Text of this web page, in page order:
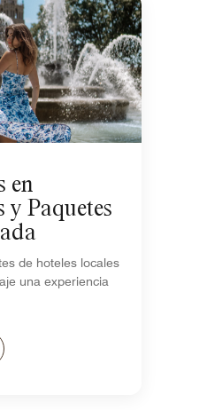
en
y Paquetes
de hoteles locales
una experiencia